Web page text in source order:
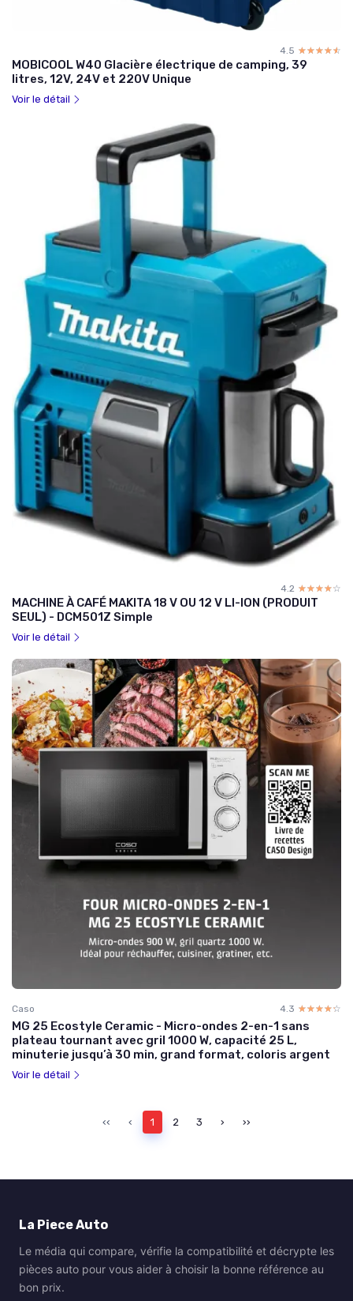
4.5 ☆☆☆☆☆
★★★★★
MOBICOOL W40 Glacière électrique de camping, 39
litres, 12V, 24V et 220V Unique
Voir le détail
4.2 ☆☆☆☆☆
★★★★★
MACHINE À CAFÉ MAKITA 18 V OU 12 V LI-ION (PRODUIT
SEUL) - DCM501Z Simple
Voir le détail
Caso 4.3 ☆☆☆☆☆
★★★★★
MG 25 Ecostyle Ceramic - Micro-ondes 2-en-1 sans
plateau tournant avec gril 1000 W, capacité 25 L,
minuterie jusqu’à 30 min, grand format, coloris argent
Voir le détail
‹‹ ‹ 1 2 3 › ››
La Piece Auto
Le média qui compare, vérifie la compatibilité et décrypte les
pièces auto pour vous aider à choisir la bonne référence au
bon prix.